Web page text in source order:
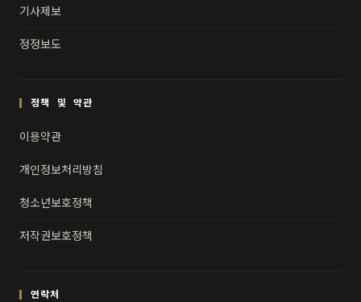
기사제보
정정보도
정책 및 약관
이용약관
개인정보처리방침
청소년보호정책
저작권보호정책
연락처